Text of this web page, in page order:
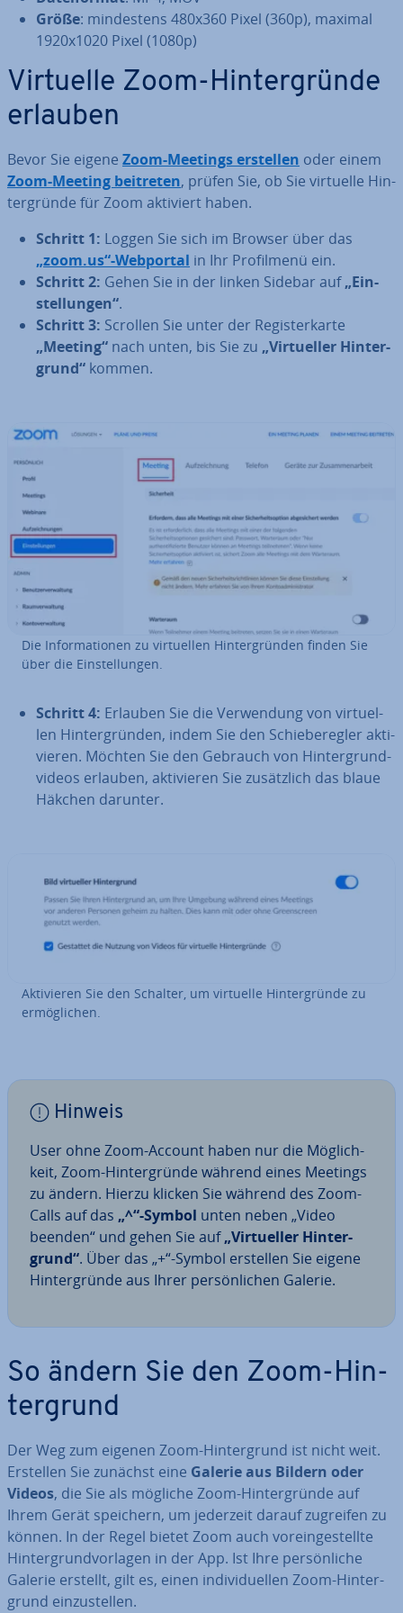
Größe: min­des­tens 480x360 Pixel (360p), maximal
1920x1020 Pixel (1080p)
Virtuelle Zoom-Hin­ter­grün­de
erlauben
Bevor Sie eigene Zoom-Meetings erstellen oder einem
Zoom-Meeting beitreten, prüfen Sie, ob Sie virtuelle Hin­
ter­grün­de für Zoom aktiviert haben.
Schritt 1: Loggen Sie sich im Browser über das
„zoom.us“-Webportal in Ihr Pro­fil­me­nü ein.
Schritt 2: Gehen Sie in der linken Sidebar auf„Ein­
stel­lun­gen“.
Schritt 3: Scrollen Sie unter der Re­gis­ter­kar­te
„Meeting“ nach unten, bis Sie zu „Vir­tu­el­ler Hin­ter­
grund“ kommen.
Die In­for­ma­tio­nen zu vir­tu­el­len Hin­ter­grün­den finden Sie
über die Ein­stel­lun­gen.
Schritt 4: Erlauben Sie die Ver­wen­dung von vir­tu­el­
len Hin­ter­grün­den, indem Sie den Schie­be­reg­ler ak­ti­
vie­ren. Möchten Sie den Gebrauch von Hin­ter­grund­
vi­de­os erlauben, ak­ti­vie­ren Sie zu­sätz­lich das blaue
Häkchen darunter.
Ak­ti­vie­ren Sie den Schalter, um virtuelle Hin­ter­grün­de zu
er­mög­li­chen.
Hinweis
User ohne Zoom-Account haben nur die Mög­lich­
keit, Zoom-Hin­ter­grün­de während eines Meetings
zu ändern. Hierzu klicken Sie während des Zoom-
Calls auf das „^“-Symbol unten neben „Video
beenden“ und gehen Sie auf„Vir­tu­el­ler Hin­ter­
grund“. Über das „+“-Symbol erstellen Sie eigene
Hin­ter­grün­de aus Ihrer per­sön­li­chen Galerie.
So ändern Sie den Zoom-Hin­
ter­grund
Der Weg zum eigenen Zoom-Hin­ter­grund ist nicht weit.
Erstellen Sie zunächst eine Galerie aus Bildern oder
Videos, die Sie als mögliche Zoom-Hin­ter­grün­de auf
Ihrem Gerät speichern, um jederzeit darauf zugreifen zu
können. In der Regel bietet Zoom auch vor­ein­ge­stell­te
Hin­ter­grund­vor­la­gen in der App. Ist Ihre per­sön­li­che
Galerie erstellt, gilt es, einen in­di­vi­du­el­len Zoom-Hin­ter­
grund ein­zu­stel­len.